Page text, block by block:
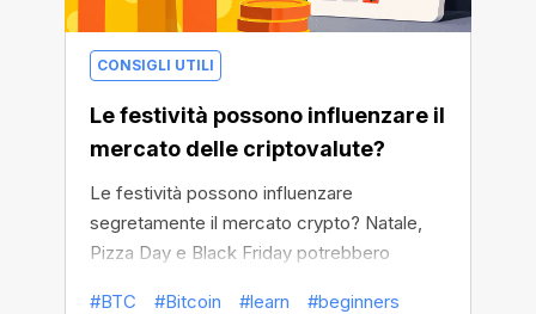
CONSIGLI UTILI
Le festività possono influenzare il
mercato delle criptovalute?
Le festività possono influenzare
segretamente il mercato crypto? Natale,
Pizza Day e Black Friday potrebbero
#BTC
#Bitcoin #learn #beginners